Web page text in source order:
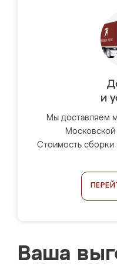
и
Мы доставляем
Московской
Стоимость сборки
Ваша